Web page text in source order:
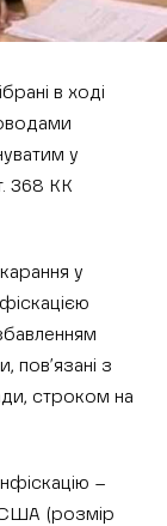
в ході
у
368 КК
у
пов’язані з
строком на
–
США (розмір